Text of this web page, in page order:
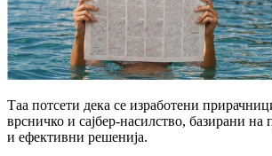
Таа потсети дека се изработени
врсничко и сајбер-насилство, базирани
и ефективни решенија.